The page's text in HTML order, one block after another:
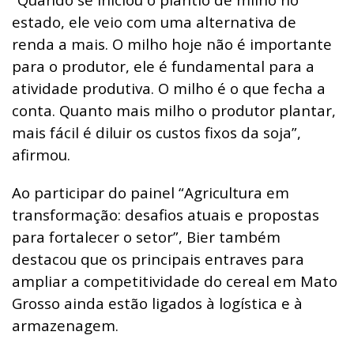
estado, ele veio com uma alternativa de
renda a mais. O milho hoje não é importante
para o produtor, ele é fundamental para a
atividade produtiva. O milho é o que fecha a
conta. Quanto mais milho o produtor plantar,
mais fácil é diluir os custos fixos da soja”,
afirmou.
Ao participar do painel “Agricultura em
transformação: desafios atuais e propostas
para fortalecer o setor”, Bier também
destacou que os principais entraves para
ampliar a competitividade do cereal em Mato
Grosso ainda estão ligados à logística e à
armazenagem.